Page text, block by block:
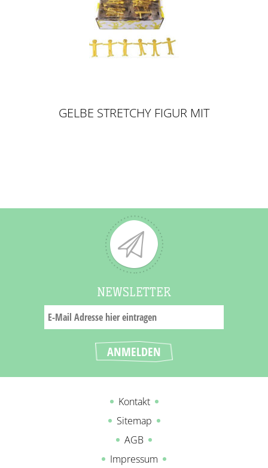
GELBE STRETCHY FIGUR MIT
NEWSLETTER
Kontakt
Sitemap
AGB
Impressum